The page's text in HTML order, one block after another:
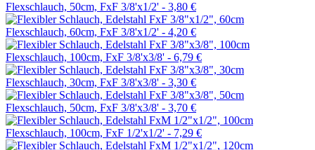
Flexschlauch, 50cm, FxF 3/8'x1/2' - 3,80 €
Flexschlauch, 60cm, FxF 3/8'x1/2' - 4,20 €
Flexschlauch, 100cm, FxF 3/8'x3/8' - 6,79 €
Flexschlauch, 30cm, FxF 3/8'x3/8' - 3,30 €
Flexschlauch, 50cm, FxF 3/8'x3/8' - 3,70 €
Flexschlauch, 100cm, FxF 1/2'x1/2' - 7,29 €